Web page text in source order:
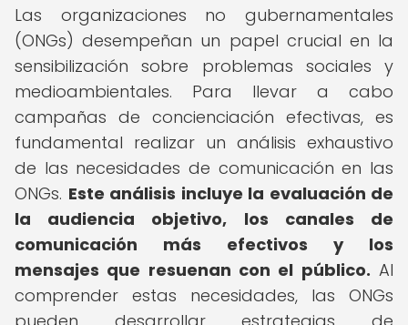
Las organizaciones no gubernamentales
(ONGs) desempeñan un papel crucial en la
sensibilización sobre problemas sociales y
medioambientales. Para llevar a cabo
campañas de concienciación efectivas, es
fundamental realizar un análisis exhaustivo
de las necesidades de comunicación en las
ONGs. Este análisis incluye la evaluación de
la audiencia objetivo, los canales de
comunicación más efectivos y los
mensajes que resuenan con el público. Al
comprender estas necesidades, las ONGs